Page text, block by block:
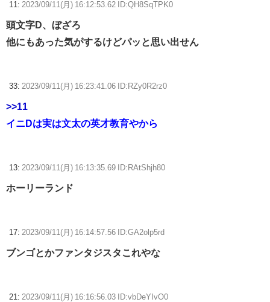
11: 2023/09/11(月) 16:12:53.62 ID:QH8SqTPK0
頭文字D、ぼざろ
他にもあった気がするけどパッと思い出せん
33: 2023/09/11(月) 16:23:41.06 ID:RZy0R2rz0
>>11
イニDは実は文太の英才教育やから
13: 2023/09/11(月) 16:13:35.69 ID:RAtShjh80
ホーリーランド
17: 2023/09/11(月) 16:14:57.56 ID:GA2olp5rd
ブンゴとかファンタジスタこれやな
21: 2023/09/11(月) 16:16:56.03 ID:vbDeYIvO0